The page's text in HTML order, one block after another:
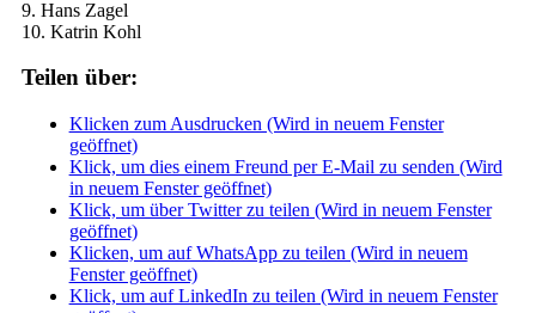
9. Hans Zagel
10. Katrin Kohl
Teilen über:
Klicken zum Ausdrucken (Wird in neuem Fenster
geöffnet)
Klick, um dies einem Freund per E-Mail zu senden (Wird
in neuem Fenster geöffnet)
Klick, um über Twitter zu teilen (Wird in neuem Fenster
geöffnet)
Klicken, um auf WhatsApp zu teilen (Wird in neuem
Fenster geöffnet)
Klick, um auf LinkedIn zu teilen (Wird in neuem Fenster